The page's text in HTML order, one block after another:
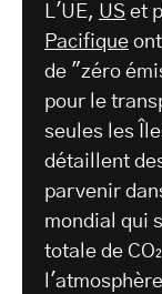
L'UE, US et
Pacifique
de "zéro
pour le
seules les
détaillent
parvenir
mondial qui
totale de